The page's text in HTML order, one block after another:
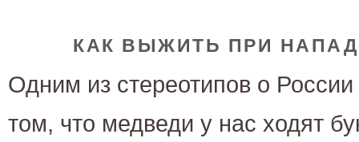
КАК ВЫЖИТЬ ПРИ
Одним из стереотипов о
том, что медведи у нас ходят